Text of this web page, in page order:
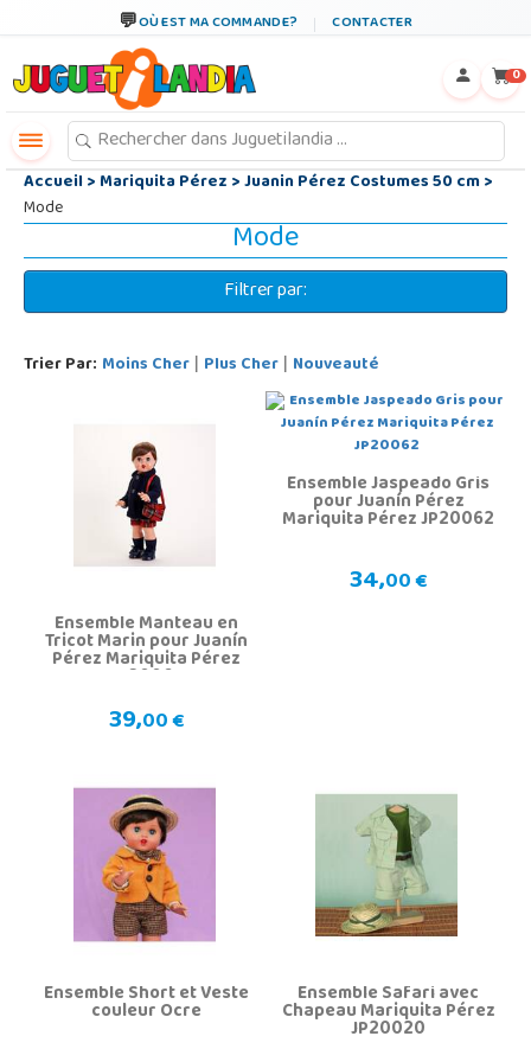
OÙ EST MA COMMANDE? CONTACTER
0
Accueil>Mariquita Pérez>Juanin Pérez Costumes 50 cm>
Mode
Mode
Filtrer par:
Trier Par: Moins Cher | Plus Cher | Nouveauté
Ensemble Manteau en
Tricot Marin pour Juanín
Pérez Mariquita Pérez
JP20067
39,00 €
Ensemble Jaspeado Gris
pour Juanín Pérez
Mariquita Pérez JP20062
34,00 €
Ensemble Short et Veste
couleur Ocre Ensemble Safari avec
Chapeau Mariquita Pérez
JP20020